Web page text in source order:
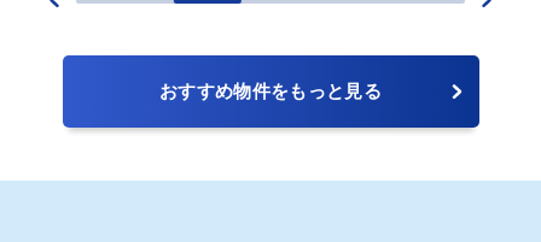
おすすめ物件をもっと見る